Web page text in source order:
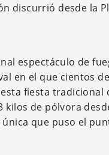
discurrió desde la
espectáculo de
en el que cientos
fiesta tradicional
kilos de pólvora
que puso el